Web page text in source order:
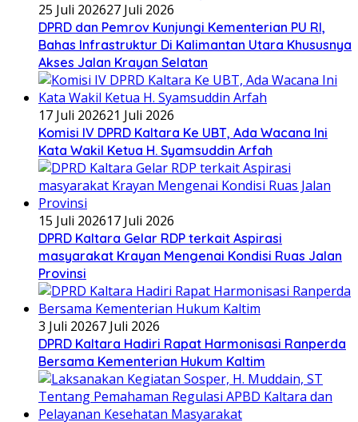
25 Juli 202627 Juli 2026
DPRD dan Pemrov Kunjungi Kementerian PU RI,
Bahas Infrastruktur Di Kalimantan Utara Khususnya
Akses Jalan Krayan Selatan
17 Juli 202621 Juli 2026
Komisi IV DPRD Kaltara Ke UBT, Ada Wacana Ini
Kata Wakil Ketua H. Syamsuddin Arfah
15 Juli 202617 Juli 2026
DPRD Kaltara Gelar RDP terkait Aspirasi
masyarakat Krayan Mengenai Kondisi Ruas Jalan
Provinsi
3 Juli 20267 Juli 2026
DPRD Kaltara Hadiri Rapat Harmonisasi Ranperda
Bersama Kementerian Hukum Kaltim